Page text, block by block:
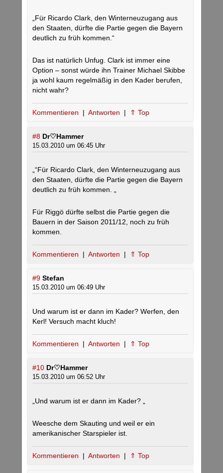
„Für Ricardo Clark, den Winterneuzugang aus
den Staaten, dürfte die Partie gegen die Bayern
deutlich zu früh kommen.“
Das ist natürlich Unfug. Clark ist immer eine
Option – sonst würde ihn Trainer Michael Skibbe
ja wohl kaum regelmäßig in den Kader berufen,
nicht wahr?
Kommentieren | Antworten | ⇑ Top
#8 Dr♡Hammer
15.03.2010 um 06:45 Uhr
„“Für Ricardo Clark, den Winterneuzugang aus
den Staaten, dürfte die Partie gegen die Bayern
deutlich zu früh kommen. „
Für Riggö dürfte selbst die Partie gegen die
Bauern in der Saison 2011/12, noch zu früh
kommen.
Kommentieren | Antworten | ⇑ Top
#9 Stefan
15.03.2010 um 06:49 Uhr
Und warum ist er dann im Kader? Werfen, den
Kerl! Versuch macht kluch!
Kommentieren | Antworten | ⇑ Top
#10 Dr♡Hammer
15.03.2010 um 06:52 Uhr
„Und warum ist er dann im Kader? „
Weesche dem Skauting und weil er ein
amerikanischer Starspieler ist.
Kommentieren | Antworten | ⇑ Top